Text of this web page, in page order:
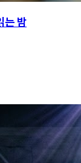
는 밤